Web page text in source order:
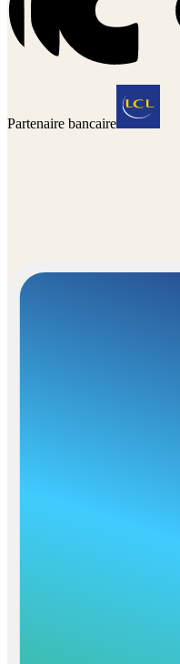
Partenaire bancaire